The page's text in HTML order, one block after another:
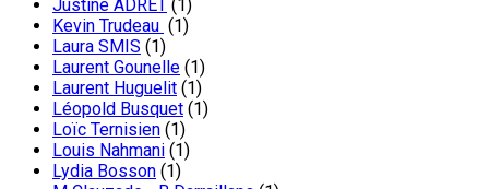
Justine ADRET
(1)
Kevin Trudeau (1)
Laura SMIS (1)
Laurent Gounelle (1)
Laurent Huguelit (1)
Léopold Busquet (1)
Loïc Ternisien (1)
Louis Nahmani (1)
Lydia Bosson (1)